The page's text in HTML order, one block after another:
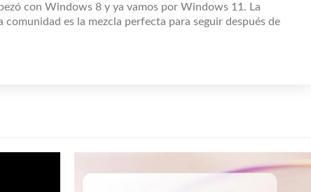
con Windows 8 y ya vamos por Windows 11. La
comunidad es la mezcla perfecta para seguir después de